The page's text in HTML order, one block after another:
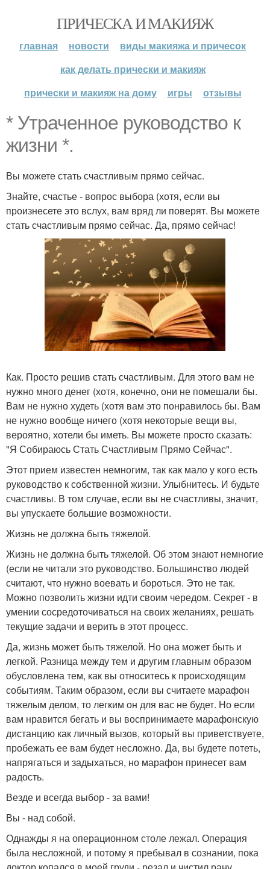
ПРИЧЕСКА И МАКИЯЖ
главная новости
виды макияжа и причесок
как делать прически и макияж
прически и макияж на дому
игры отзывы
* Утраченное руководство к
жизни *.
Вы можете стать счастливым прямо сейчас.
Знайте, счастье - вопрос выбора (хотя, если вы
произнесете это вслух, вам вряд ли поверят. Вы можете
стать счастливым прямо сейчас. Да, прямо сейчас!
Как. Просто решив стать счастливым. Для этого вам не
нужно много денег (хотя, конечно, они не помешали бы.
Вам не нужно худеть (хотя вам это понравилось бы. Вам
не нужно вообще ничего (хотя некоторые вещи вы,
вероятно, хотели бы иметь. Вы можете просто сказать:
"Я Собираюсь Стать Счастливым Прямо Сейчас".
Этот прием известен немногим, так как мало у кого есть
руководство к собственной жизни. Улыбнитесь. И будьте
счастливы. В том случае, если вы не счастливы, значит,
вы упускаете большие возможности.
Жизнь не должна быть тяжелой.
Жизнь не должна быть тяжелой. Об этом знают немногие
(если не читали это руководство. Большинство людей
считают, что нужно воевать и бороться. Это не так.
Можно позволить жизни идти своим чередом. Секрет - в
умении сосредоточиваться на своих желаниях, решать
текущие задачи и верить в этот процесс.
Да, жизнь может быть тяжелой. Но она может быть и
легкой. Разница между тем и другим главным образом
обусловлена тем, как вы относитесь к происходящим
событиям. Таким образом, если вы считаете марафон
тяжелым делом, то легким он для вас не будет. Но если
вам нравится бегать и вы воспринимаете марафонскую
дистанцию как личный вызов, который вы приветствуете,
пробежать ее вам будет несложно. Да, вы будете потеть,
напрягаться и задыхаться, но марафон принесет вам
радость.
Везде и всегда выбор - за вами!
Вы - над собой.
Однажды я на операционном столе лежал. Операция
была несложной, и потому я пребывал в сознании, пока